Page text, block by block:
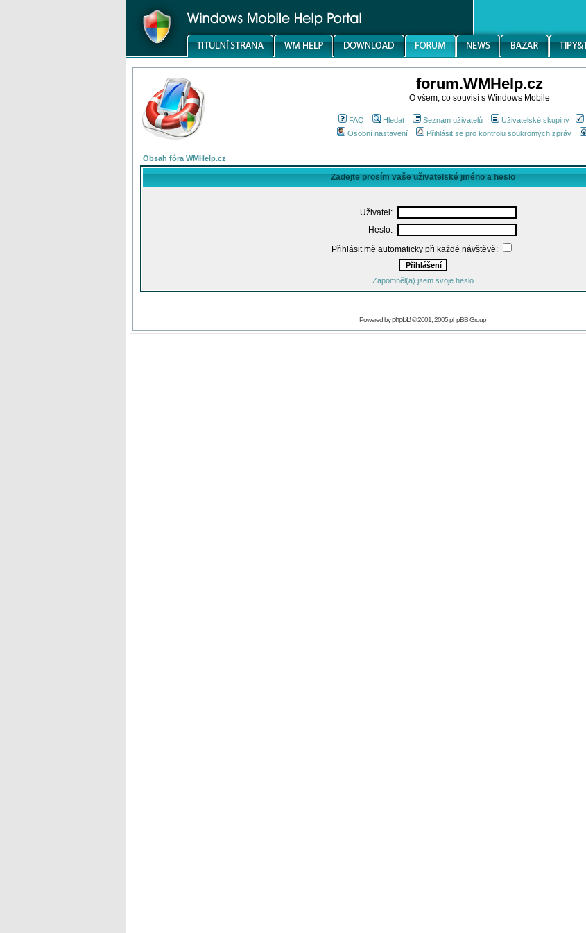
forum.WMHelp.cz
O všem, co souvisí s Windows Mobile
FAQ Hledat Seznam uživatelů Uživatelské skupiny
Osobní nastavení
Přihlásit se pro kontrolu soukromých zpráv
Obsah fóra WMHelp.cz
Zadejte prosím vaše uživatelské jméno a heslo
Uživatel:
Heslo:
Přihlásit mě automaticky při každé návštěvě:
Zapomněl(a) jsem svoje heslo
Powered byphpBB© 2001, 2005 phpBB Group